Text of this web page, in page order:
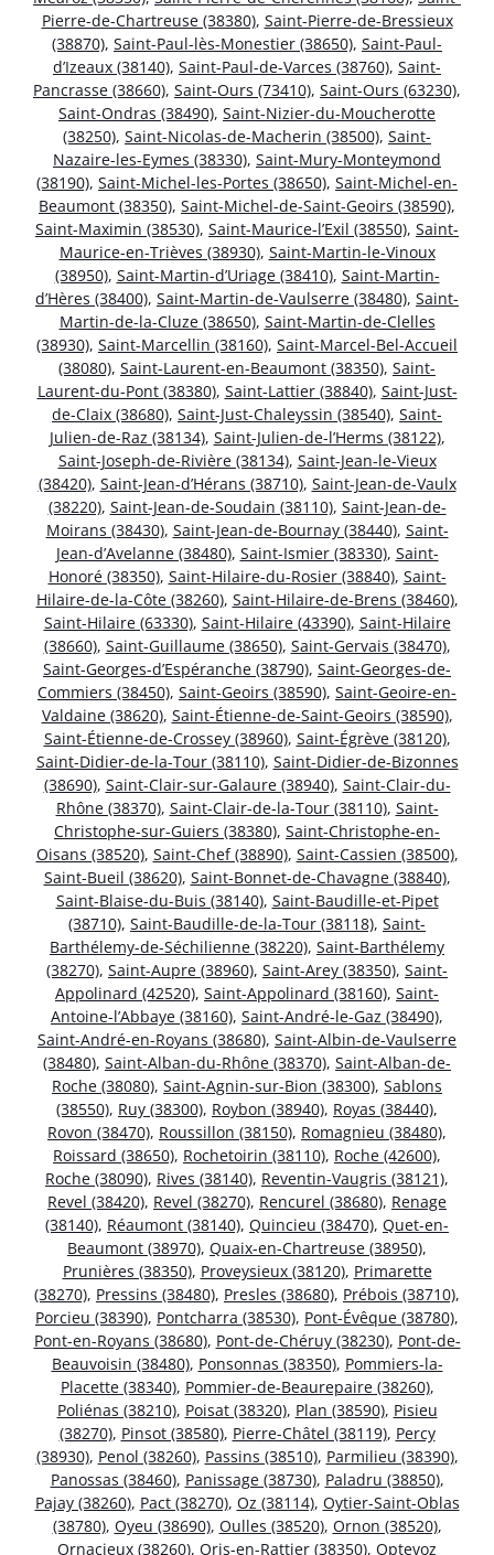
Pierre-de-Chartreuse (38380), Saint-Pierre-de-Bressieux
(38870), Saint-Paul-lès-Monestier (38650), Saint-Paul-
d’Izeaux (38140), Saint-Paul-de-Varces (38760), Saint-
Pancrasse (38660), Saint-Ours (73410), Saint-Ours (63230),
Saint-Ondras (38490), Saint-Nizier-du-Moucherotte
(38250), Saint-Nicolas-de-Macherin (38500), Saint-
Nazaire-les-Eymes (38330), Saint-Mury-Monteymond
(38190), Saint-Michel-les-Portes (38650), Saint-Michel-en-
Beaumont (38350), Saint-Michel-de-Saint-Geoirs (38590),
Saint-Maximin (38530), Saint-Maurice-l’Exil (38550), Saint-
Maurice-en-Trièves (38930), Saint-Martin-le-Vinoux
(38950), Saint-Martin-d’Uriage (38410), Saint-Martin-
d’Hères (38400), Saint-Martin-de-Vaulserre (38480), Saint-
Martin-de-la-Cluze (38650), Saint-Martin-de-Clelles
(38930), Saint-Marcellin (38160), Saint-Marcel-Bel-Accueil
(38080), Saint-Laurent-en-Beaumont (38350), Saint-
Laurent-du-Pont (38380), Saint-Lattier (38840), Saint-Just-
de-Claix (38680), Saint-Just-Chaleyssin (38540), Saint-
Julien-de-Raz (38134), Saint-Julien-de-l’Herms (38122),
Saint-Joseph-de-Rivière (38134), Saint-Jean-le-Vieux
(38420), Saint-Jean-d’Hérans (38710), Saint-Jean-de-Vaulx
(38220), Saint-Jean-de-Soudain (38110), Saint-Jean-de-
Moirans (38430), Saint-Jean-de-Bournay (38440), Saint-
Jean-d’Avelanne (38480), Saint-Ismier (38330), Saint-
Honoré (38350), Saint-Hilaire-du-Rosier (38840), Saint-
Hilaire-de-la-Côte (38260), Saint-Hilaire-de-Brens (38460),
Saint-Hilaire (63330), Saint-Hilaire (43390), Saint-Hilaire
(38660), Saint-Guillaume (38650), Saint-Gervais (38470),
Saint-Georges-d’Espéranche (38790), Saint-Georges-de-
Commiers (38450), Saint-Geoirs (38590), Saint-Geoire-en-
Valdaine (38620), Saint-Étienne-de-Saint-Geoirs (38590),
Saint-Étienne-de-Crossey (38960), Saint-Égrève (38120),
Saint-Didier-de-la-Tour (38110), Saint-Didier-de-Bizonnes
(38690), Saint-Clair-sur-Galaure (38940), Saint-Clair-du-
Rhône (38370), Saint-Clair-de-la-Tour (38110), Saint-
Christophe-sur-Guiers (38380), Saint-Christophe-en-
Oisans (38520), Saint-Chef (38890), Saint-Cassien (38500),
Saint-Bueil (38620), Saint-Bonnet-de-Chavagne (38840),
Saint-Blaise-du-Buis (38140), Saint-Baudille-et-Pipet
(38710), Saint-Baudille-de-la-Tour (38118), Saint-
Barthélemy-de-Séchilienne (38220), Saint-Barthélemy
(38270), Saint-Aupre (38960), Saint-Arey (38350), Saint-
Appolinard (42520), Saint-Appolinard (38160), Saint-
Antoine-l’Abbaye (38160), Saint-André-le-Gaz (38490),
Saint-André-en-Royans (38680), Saint-Albin-de-Vaulserre
(38480), Saint-Alban-du-Rhône (38370), Saint-Alban-de-
Roche (38080), Saint-Agnin-sur-Bion (38300), Sablons
(38550), Ruy (38300), Roybon (38940), Royas (38440),
Rovon (38470), Roussillon (38150), Romagnieu (38480),
Roissard (38650), Rochetoirin (38110), Roche (42600),
Roche (38090), Rives (38140), Reventin-Vaugris (38121),
Revel (38420), Revel (38270), Rencurel (38680), Renage
(38140), Réaumont (38140), Quincieu (38470), Quet-en-
Beaumont (38970), Quaix-en-Chartreuse (38950),
Prunières (38350), Proveysieux (38120), Primarette
(38270), Pressins (38480), Presles (38680), Prébois (38710),
Porcieu (38390), Pontcharra (38530), Pont-Évêque (38780),
Pont-en-Royans (38680), Pont-de-Chéruy (38230), Pont-de-
Beauvoisin (38480), Ponsonnas (38350), Pommiers-la-
Placette (38340), Pommier-de-Beaurepaire (38260),
Poliénas (38210), Poisat (38320), Plan (38590), Pisieu
(38270), Pinsot (38580), Pierre-Châtel (38119), Percy
(38930), Penol (38260), Passins (38510), Parmilieu (38390),
Panossas (38460), Panissage (38730), Paladru (38850),
Pajay (38260), Pact (38270), Oz (38114), Oytier-Saint-Oblas
(38780), Oyeu (38690), Oulles (38520), Ornon (38520),
Ornacieux (38260), Oris-en-Rattier (38350), Optevoz